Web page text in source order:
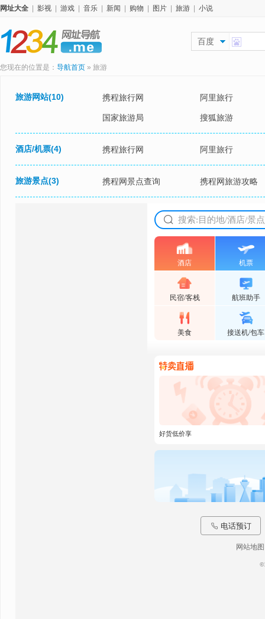
网址大全 影视 游戏 音乐 新闻 购物 图片 旅游 小说
百度
您现在的位置是： 导航首页 » 旅游
旅游网站(10) 携程旅行网 阿里旅行
国家旅游局 搜狐旅游
酒店/机票(4) 携程旅行网 阿里旅行
旅游景点(3) 携程网景点查询 携程网旅游攻略